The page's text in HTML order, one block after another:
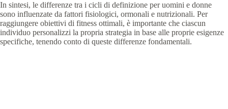
In sintesi, le differenze tra i cicli di definizione per uomini e donne
sono influenzate da fattori fisiologici, ormonali e nutrizionali. Per
raggiungere obiettivi di fitness ottimali, è importante che ciascun
individuo personalizzi la propria strategia in base alle proprie esigenze
specifiche, tenendo conto di queste differenze fondamentali.